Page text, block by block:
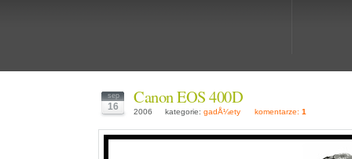
sep
16 Canon EOS 400D
2006 kategorie: gadÅ¼ety komentarze: 1